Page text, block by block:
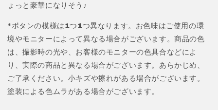
の
数
量
を
減
ら
す
の
数
を
増
や
す
ょっと豪華になりそう♪
*ボタンの模様は1つ1つ異なります。お色味はご使用の環
境やモニターによって異なる場合がございます。商品の色
は、撮影時の光や、お客様のモニターの色具合などによ
り、実際の商品と異なる場合がございます。あらかじめ、
ご了承ください。小キズや擦れがある場合がございます。
塗装による色ムラがある場合がございます。